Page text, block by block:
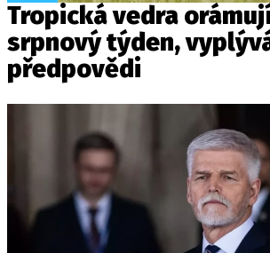
Tropická vedra
srpnový týden,
předpovědi